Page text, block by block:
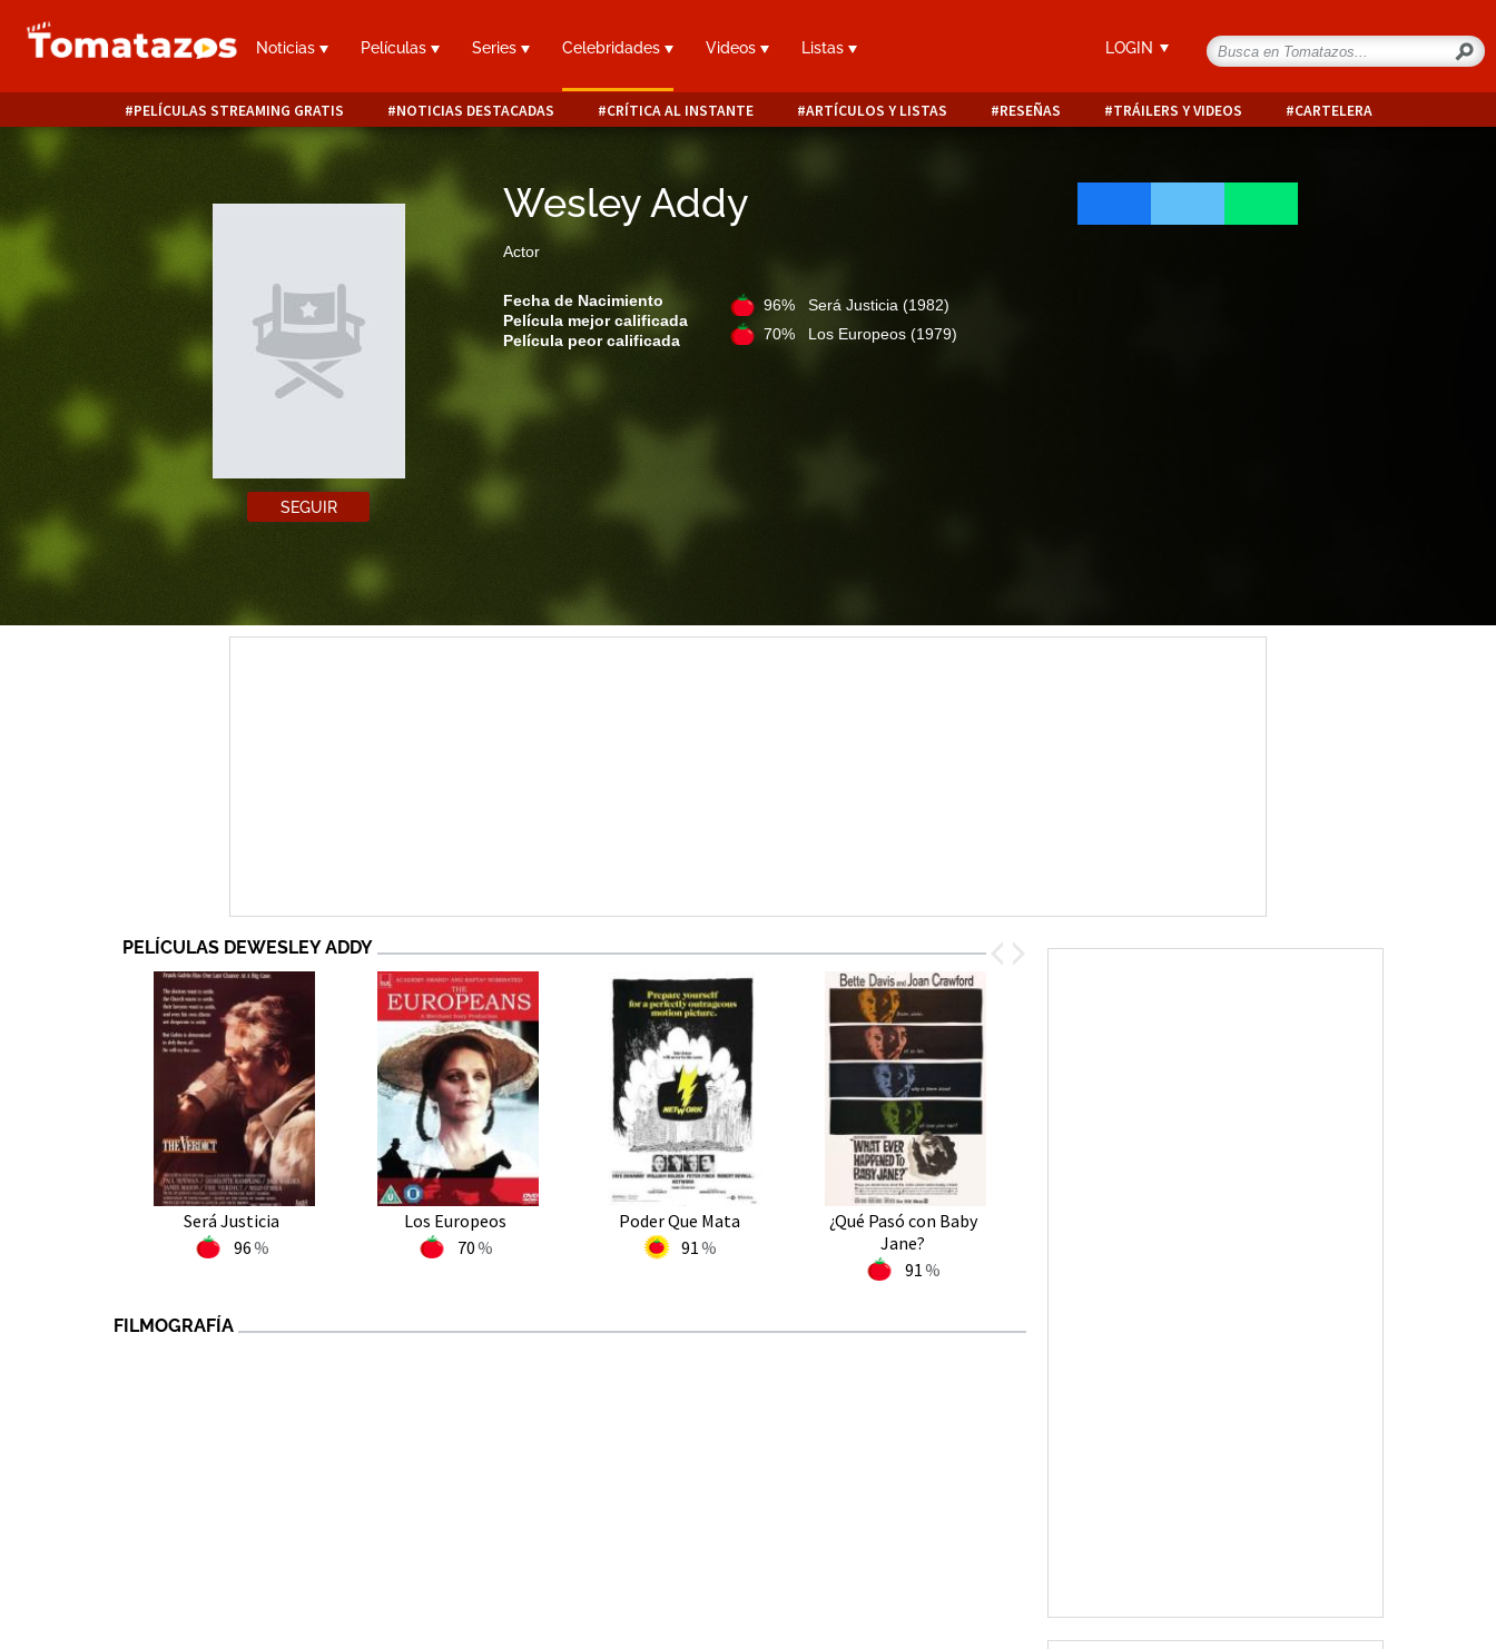
Noticias Películas Series Celebridades Videos Listas LOGIN
PELÍCULAS STREAMING GRATIS NOTICIAS DESTACADAS CRÍTICA AL INSTANTE ARTÍCULOS Y LISTAS RESEÑAS TRÁILERS Y VIDEOS CARTELERA
SEGUIR
Wesley Addy
Actor
Fecha de Nacimiento
Película mejor calificada
96% Será Justicia (1982)
Película peor calificada
70% Los Europeos (1979)
PELÍCULAS DEWESLEY ADDY
Será Justicia
96
Los Europeos
70
Poder Que Mata
91
¿Qué Pasó con Baby
Jane?
91
FILMOGRAFÍA